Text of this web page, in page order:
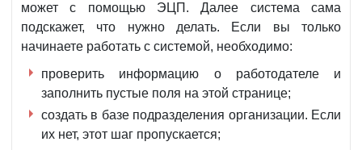
может с помощью ЭЦП. Далее система сама
подскажет, что нужно делать. Если вы только
начинаете работать с системой, необходимо:
проверить информацию о работодателе и
заполнить пустые поля на этой странице;
создать в базе подразделения организации. Если
их нет, этот шаг пропускается;